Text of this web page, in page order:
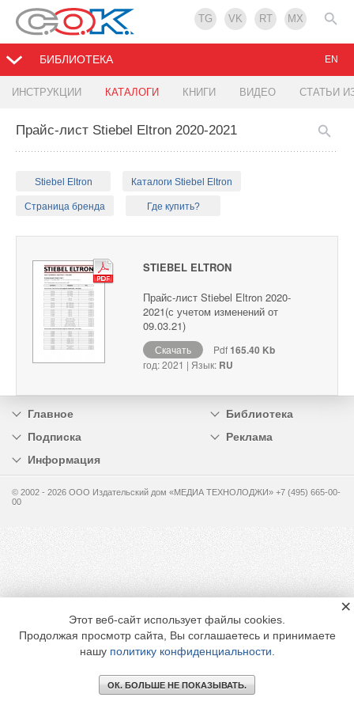
TG VK RT MX
БИБЛИОТЕКА
ИНСТРУКЦИИ КАТАЛОГИ КНИГИ ВИДЕО СТАТЬИ
EN
Прайс-лист Stiebel Eltron 2020-2021
Stiebel Eltron Каталоги Stiebel Eltron
Страница бренда Где купить?
STIEBEL ELTRON
Прайс-лист Stiebel Eltron 2020-
2021(с учетом изменений от
09.03.21)
Скачать Pdf165.40 Kb
год: 2021 | Язык: RU
Главное
Библиотека
Подписка
Реклама
Информация
© 2002 - 2026 OOO Издательский дом «МЕДИА ТЕХНОЛОДЖИ» +7 (495) 665-00-
00
Этот веб-сайт использует файлы cookies.
Продолжая просмотр сайта, Вы соглашаетесь и принимаете
нашу политику конфиденциальности
ОК. БОЛЬШЕ НЕ ПОКАЗЫВАТЬ.
×